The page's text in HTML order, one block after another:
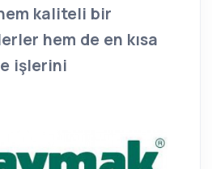
kaliteli bir
hem de en kısa
işlerini